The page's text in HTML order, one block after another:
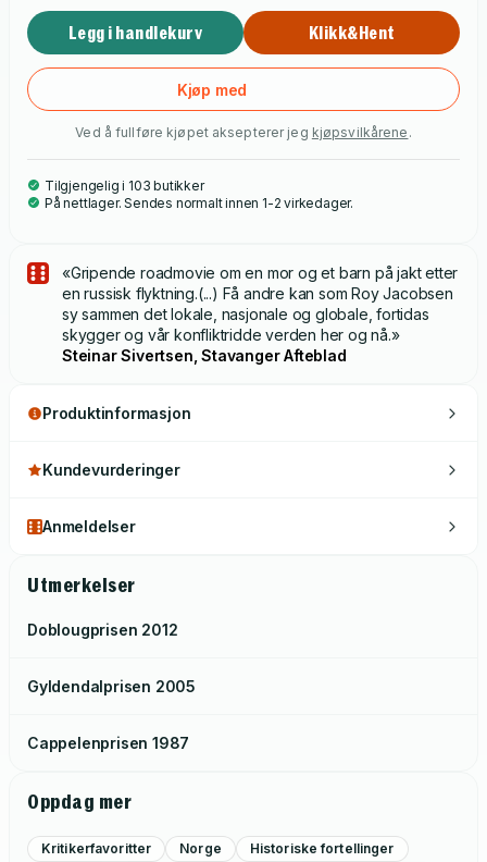
Legg i handlekurv Klikk&Hent
Kjøp med
Ved å fullføre kjøpet aksepterer jeg kjøpsvilkårene .
Tilgjengelig i 103 butikker
På nettlager. Sendes normalt innen 1-2 virkedager.
«Gripende roadmovie om en mor og et barn på jakt etter
en russisk flyktning.(...) Få andre kan som Roy Jacobsen
sy sammen det lokale, nasjonale og globale, fortidas
skygger og vår konfliktridde verden her og nå.»
Steinar Sivertsen, Stavanger Afteblad
Produktinformasjon
Kundevurderinger
Anmeldelser
Utmerkelser
Doblougprisen 2012
Gyldendalprisen 2005
Cappelenprisen 1987
Oppdag mer
Kritikerfavoritter Norge
Historiske fortellinger